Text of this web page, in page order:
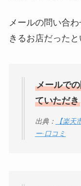
メールの問い合
きるお店だったと
メールで
ていただき
出典：
【楽
ー·口コミ